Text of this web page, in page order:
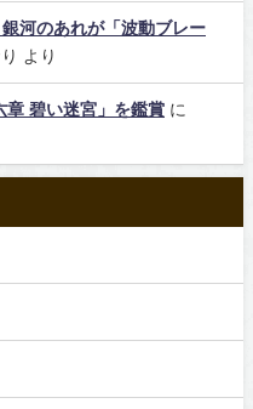
河のあれが「波動ブレー
より
章 碧い迷宮」を鑑賞 に